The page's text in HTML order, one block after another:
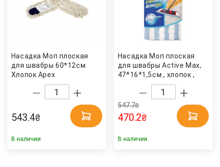
Насадка Моп плоская
для швабры 60*12см.
Хлопок Apex
543.4₴
В наличии
Насадка Моп плоская
для швабры Active Max,
47*16*1,5cм., хлопок ,
бел. Vileda
547.7₴
470.2₴
В наличии